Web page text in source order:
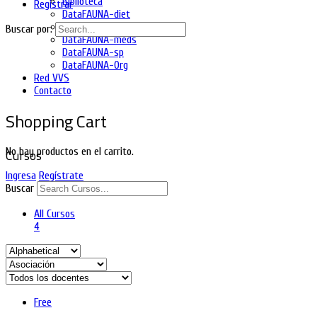
DataFAUNA-diet
DataFAUNA-inia
DataFAUNA-meds
DataFAUNA-sp
DataFAUNA-Org
Red VVS
Contacto
Shopping Cart
No hay productos en el carrito.
Ingresa Regístrate
Registrar
Buscar por:
Cursos
Buscar
All Cursos
4
Free